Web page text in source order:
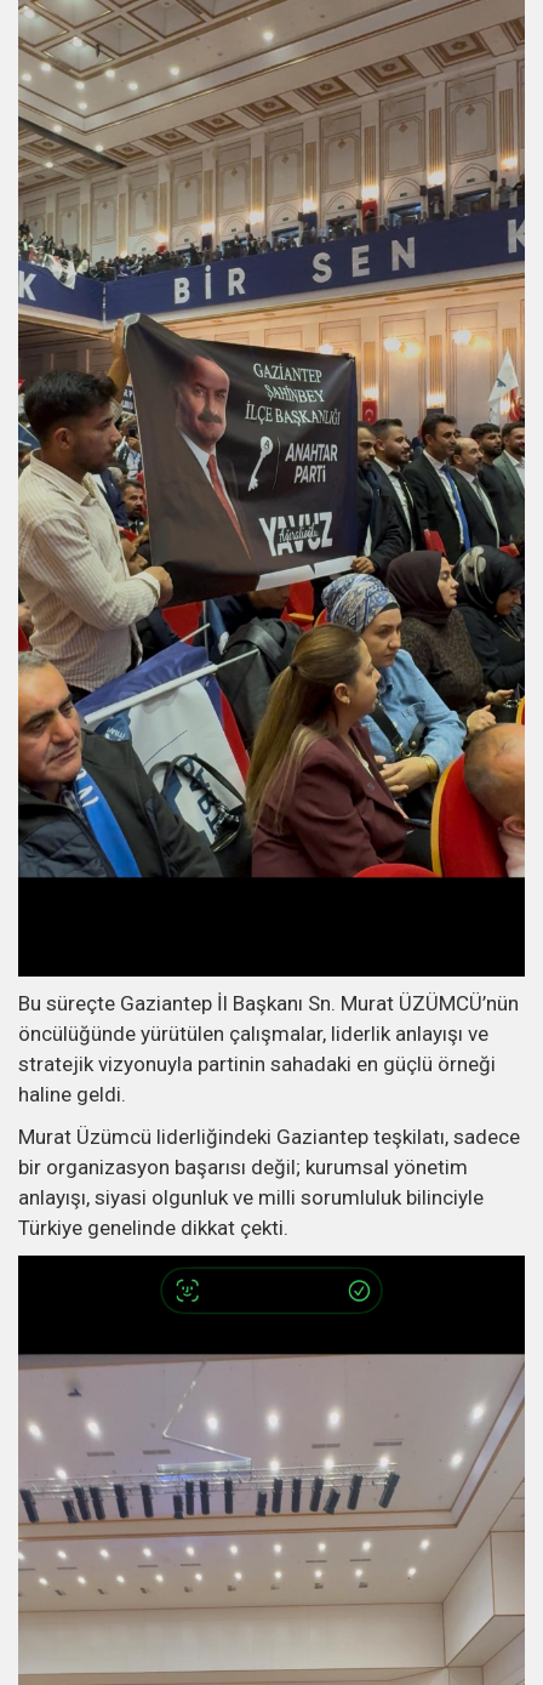
Bu süreçte Gaziantep İl Başkanı Sn. Murat ÜZÜMCÜ’nün
öncülüğünde yürütülen çalışmalar, liderlik anlayışı ve
stratejik vizyonuyla partinin sahadaki en güçlü örneği
haline geldi.
Murat Üzümcü liderliğindeki Gaziantep teşkilatı, sadece
bir organizasyon başarısı değil; kurumsal yönetim
anlayışı, siyasi olgunluk ve milli sorumluluk bilinciyle
Türkiye genelinde dikkat çekti.